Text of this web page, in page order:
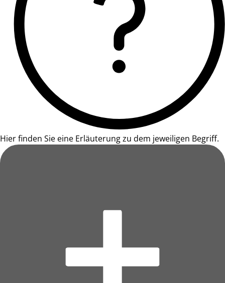
Hier finden Sie eine Erläuterung zu dem jeweiligen Begriff.